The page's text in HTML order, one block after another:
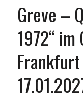
Greve –
1972“